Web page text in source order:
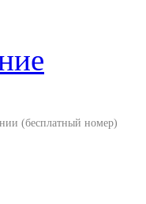
(бесплатный номер)